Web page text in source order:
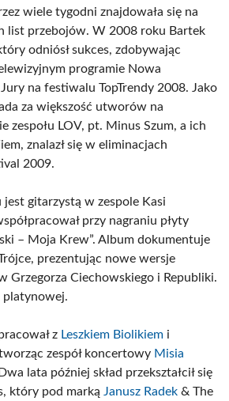
wiele tygodni znajdowała się na
list przebojów. W 2008 roku Bartek
odniósł sukces, zdobywając
programie Nowa
na festiwalu TopTrendy 2008. Jako
za większość utworów na
zespołu LOV, pt. Minus Szum, a ich
znalazł się w eliminacjach
2009.
gitarzystą w zespole Kasi
przy nagraniu płyty
– Moja Krew”. Album dokumentuje
prezentując nowe wersje
Grzegorza Ciechowskiego i Republiki.
platynowej.
z Leszkiem Biolikiem i
zespół koncertowy Misia
lata później skład przekształcił się
który pod marką Janusz Radek & The